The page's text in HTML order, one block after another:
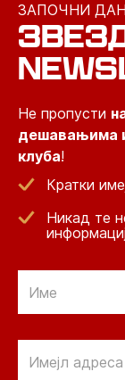
ЗАПОЧНИ
Не пропусти
дешавањима
клуба!
Кратки
Никад те